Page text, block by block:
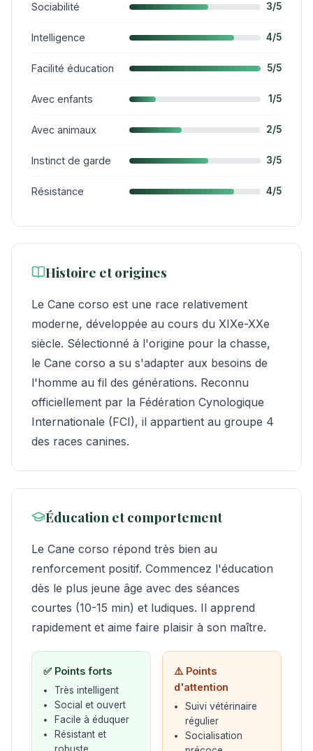
Sociabilité 3/5
Intelligence 4/5
Facilité éducation 5/5
Avec enfants 1/5
Avec animaux 2/5
Instinct de garde 3/5
Résistance 4/5
Histoire et origines
Le Cane corso est une race relativement
moderne, développée au cours du XIXe-XXe
siècle. Sélectionné à l'origine pour la chasse,
le Cane corso a su s'adapter aux besoins de
l'homme au fil des générations. Reconnu
officiellement par la Fédération Cynologique
Internationale (FCI), il appartient au groupe 4
des races canines.
Éducation et comportement
Le Cane corso répond très bien au
renforcement positif. Commencez l'éducation
dès le plus jeune âge avec des séances
courtes (10-15 min) et ludiques. Il apprend
rapidement et aime faire plaisir à son maître.
✅ Points forts
Très intelligent
Social et ouvert
Facile à éduquer
Résistant et
⚠️ Points
d'attention
Suivi vétérinaire
régulier
Socialisation